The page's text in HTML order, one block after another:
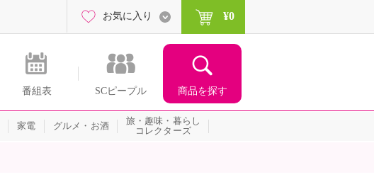
番組表 SCピープル 商品を探す
お気に入り ¥0
家電 グルメ・お酒
旅・趣味・暮らし
コレクターズ